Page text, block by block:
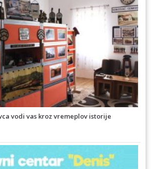
vodi vas kroz vremeplov istorije